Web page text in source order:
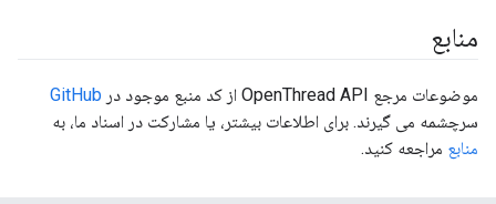
منابع
موضوعات مرجع OpenThread API از کد منبع موجود در
GitHub
سرچشمه می گیرند. برای اطلاعات بیشتر، یا مشارکت در اسناد ما، به
منابع مراجعه کنید.